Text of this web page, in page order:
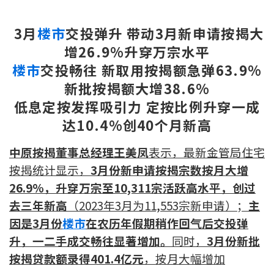
中原按揭标签优惠
推荐齐齐友赏
按揭计算
转按计算
置业预算
供款年期计算
工商铺按揭计算
3月楼市交投弹升 带动3月新申请按揭大
增26.9%升穿万宗水平
楼市交投畅往 新取用按揭额急弹63.9%
新批按揭额大增38.6%
低息定按发挥吸引力 定按比例升穿一成
达10.4%创40个月新高
中原按揭董事总经理王美凤表示，最新金管局住宅
按揭统计显示， 3月份新申请按揭宗数按月大增
26.9%，升穿万宗至10,311宗活跃高水平，创过
去三年新高 （2023年3月为11,553宗新申请）； 主
因是3月份楼市在农历年假期稍作回气后交投弹
升，一二手成交畅往显著增加。 同时， 3月份新批
按揭贷款额录得401.4亿元，按月大幅增加